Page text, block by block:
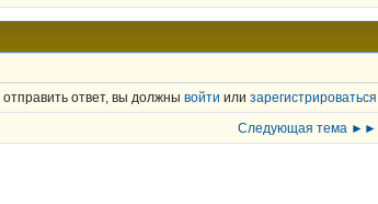
ответ, вы должны войти или зарегистрироваться
Следующая тема ►►